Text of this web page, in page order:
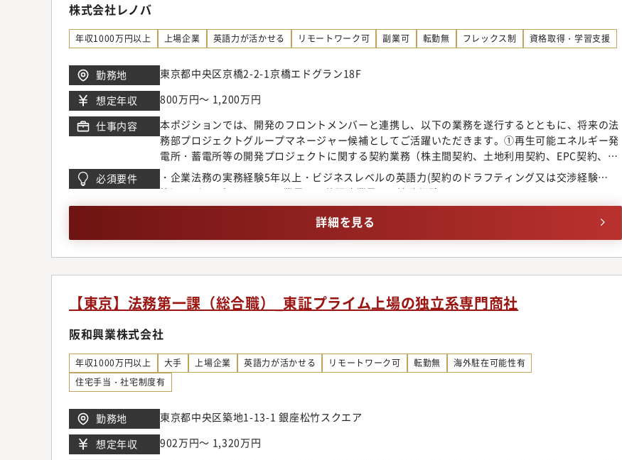
任者）1名・マネージャー1名・チーフ2名・スタッフ3名・派遣スタッフ1名
株式会社レノバ
年収1000万円以上 上場企業 英語力が活かせる リモートワーク可 副業可 転勤無 フレックス制 資格取得・学習支援
勤務地
東京都中央区京橋2-2-1京橋エドグラン18F
想定年収
800万円～ 1,200万円
仕事内容
本ポジションでは、開発のフロントメンバーと連携し、以下の業務を遂行するとともに、将来の法
務部プロジェクトグループマネージャー候補としてご活躍いただきます。①再生可能エネルギー発
電所・蓄電所等の開発プロジェクトに関する契約業務（株主間契約、土地利用契約、EPC契約、
O&M契約など、プロジェクトファイナンスに関連する各種契約のドラフティング、交渉、レビュー
を含む）②リーガルイシューの特定および、リーガルの視点からのビジネス課題の解決③紛争・ト
ラブル解決に向けた施策の企画立案および実行④その他契約書のレビューやコーポレート関係の
リーガル対応※いずれの業務も、単なる社内調整や前例踏襲にとどまらず、リーガルバックグラウ
おいて、日本の国内外の事業企画・開発をプロジェクトメンバーとして推進する法務部門であるこ
と・市場環境が大きく変化する業界において、最先端のビジネスチャンス・課題解決に取り組むこ
とができること・新しいことの実現を期待されること（法域、技術、制度適用等）・大型プロジェ
クト関する多数当事者・高難度の契約企画・交渉・ドキュメンテーションを経験できること・グ
ループ内の多国籍のプロフェッショナルな人材の中で、自己成長と質の高い業務遂行が可能・年次
を問わず、適性や意欲に応じて、主体的にプロジェクトに関与できる機会が開かれていること・全
社目標をもとに法務部目標を設定し、法務部員の成果・業績貢献を可視化するなど、法務部（員）
え、契約条件の設計や法的手段を通じて解決に導く思考力■プロアクティブ力関係者と主体的に関
わり、的確な問題提起を行う姿勢■事業共感力当社の事業領域への関心を持ち、ミッションに共感
して主体的に関与できる姿勢
必須要件
・企業法務の実務経験5年以上・ビジネスレベルの英語力(契約のドラフティング又は交渉経験
等)・エネルギー/インフラ業界その他関連業界での法務経験
詳細を見る
【東京】法務第一課（総合職）_東証プライム上場の独立系専門商社
阪和興業株式会社
年収1000万円以上 大手 上場企業 英語力が活かせる リモートワーク可 転勤無
海外駐在可能性有
住宅手当・社宅制度有
勤務地
東京都中央区築地1-13-1 銀座松竹スクエア
想定年収
902万円～ 1,320万円